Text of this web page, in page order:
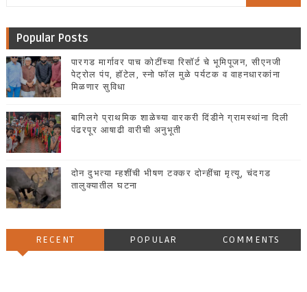
Popular Posts
पारगड मार्गावर पाच कोटींच्या रिसॉर्ट चे भूमिपूजन, सीएनजी
पेट्रोल पंप, हॉटेल, स्नो फॉल मुळे पर्यटक व वाहनधारकांना
मिळणार सुविधा
बागिलगे प्राथमिक शाळेच्या वारकरी दिंडीने ग्रामस्थांना दिली
पंढरपूर आषाढी वारीची अनुभूती
दोन दुभत्या म्हशींची भीषण टक्कर दोन्हींचा मृत्यू, चंदगड
तालुक्यातील घटना
RECENT POPULAR COMMENTS